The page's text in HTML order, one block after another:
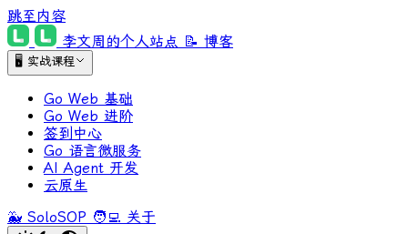
跳至内容
李文周的个人站点 📝 博客
🖥 实战课程
Go Web 基础
Go Web 进阶
签到中心
Go 语言微服务
AI Agent 开发
云原生
🐳 SoloSOP 🧑‍💻 关于